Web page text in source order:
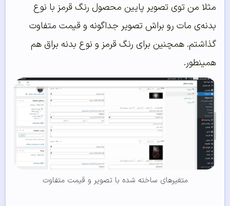
مثلا من توی تصویر پایین محصول رنگ قرمز با نوع
بدنه‌ی مات رو براش تصویر جداگونه و قیمت متفاوت
گذاشتم. همچنین برای رنگ قرمز و نوع بدنه براق هم
همینطور.
متغیرهای ساخته شده با تصویر و قیمت متفاوت